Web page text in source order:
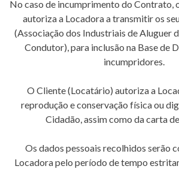
No caso de incumprimento do Contrato,
autoriza a Locadora a transmitir os
(Associação dos Industriais de Aluguer
Condutor), para inclusão na Base de
incumpridores.
O Cliente (Locatário) autoriza a
reprodução e conservação física ou
Cidadão, assim como da carta
Os dados pessoais recolhidos serão
Locadora pelo período de tempo